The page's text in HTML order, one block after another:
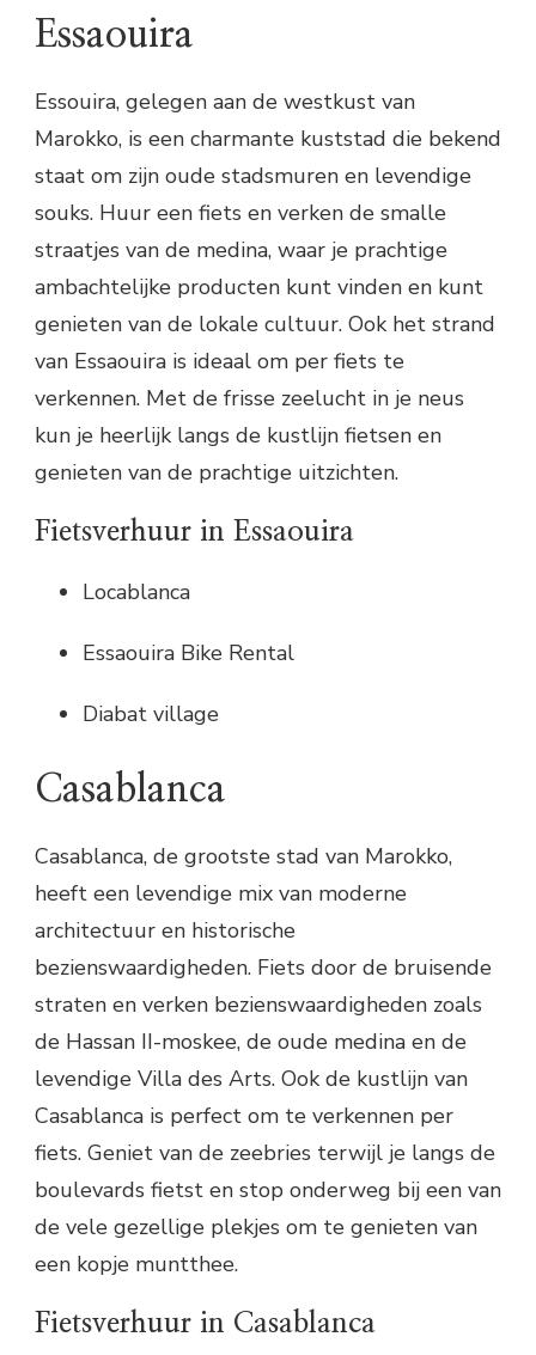
Essaouira
Essouira, gelegen aan de westkust van
Marokko, is een charmante kuststad die bekend
staat om zijn oude stadsmuren en levendige
souks. Huur een fiets en verken de smalle
straatjes van de medina, waar je prachtige
ambachtelijke producten kunt vinden en kunt
genieten van de lokale cultuur. Ook het strand
van Essaouira is ideaal om per fiets te
verkennen. Met de frisse zeelucht in je neus
kun je heerlijk langs de kustlijn fietsen en
genieten van de prachtige uitzichten.
Fietsverhuur in Essaouira
Locablanca
Essaouira Bike Rental
Diabat village
Casablanca
Casablanca, de grootste stad van Marokko,
heeft een levendige mix van moderne
architectuur en historische
bezienswaardigheden. Fiets door de bruisende
straten en verken bezienswaardigheden zoals
de Hassan II-moskee, de oude medina en de
levendige Villa des Arts. Ook de kustlijn van
Casablanca is perfect om te verkennen per
fiets. Geniet van de zeebries terwijl je langs de
boulevards fietst en stop onderweg bij een van
de vele gezellige plekjes om te genieten van
een kopje muntthee.
Fietsverhuur in Casablanca